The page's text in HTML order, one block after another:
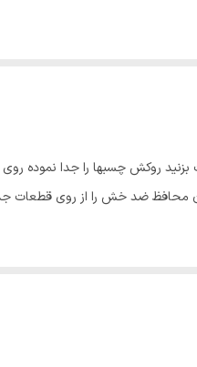
روکش چسبها را جدا نموده
ضد خش را از روی قطعات جدا